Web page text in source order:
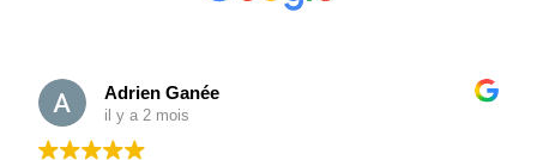
Adrien Ganée
il y a 2 mois